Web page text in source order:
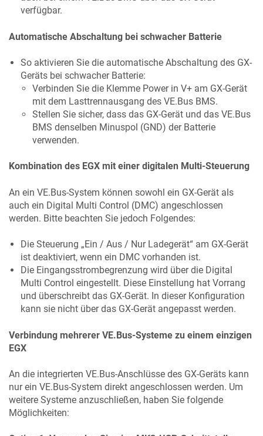
verfügbar.
Automatische Abschaltung bei schwacher Batterie
So aktivieren Sie die automatische Abschaltung des GX-
Geräts bei schwacher Batterie:
Verbinden Sie die Klemme Power in V+ am GX-Gerät
mit dem Lasttrennausgang des VE.Bus BMS.
Stellen Sie sicher, dass das GX-Gerät und das VE.Bus
BMS denselben Minuspol (GND) der Batterie
verwenden.
Kombination des EGX mit einer digitalen Multi-Steuerung
An ein VE.Bus-System können sowohl ein GX-Gerät als
auch ein Digital Multi Control (DMC) angeschlossen
werden. Bitte beachten Sie jedoch Folgendes:
Die Steuerung „Ein / Aus / Nur Ladegerät“ am GX-Gerät
ist deaktiviert, wenn ein DMC vorhanden ist.
Die Eingangsstrombegrenzung wird über die Digital
Multi Control eingestellt. Diese Einstellung hat Vorrang
und überschreibt das GX-Gerät. In dieser Konfiguration
kann sie nicht über das GX-Gerät angepasst werden.
Verbindung mehrerer VE.Bus-Systeme zu einem einzigen
EGX
An die integrierten VE.Bus-Anschlüsse des GX-Geräts kann
nur ein VE.Bus-System direkt angeschlossen werden. Um
weitere Systeme anzuschließen, haben Sie folgende
Möglichkeiten: